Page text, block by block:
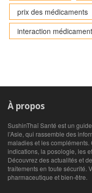
prix des médicaments
interaction
À propos
SushinThaï Santé est un
l’Asie, qui rassemble des
maladies et les
indications, la posologie, les
Découvrez des actualités et
traitements en toute sécurité.
pharmaceutique et bien‑être.